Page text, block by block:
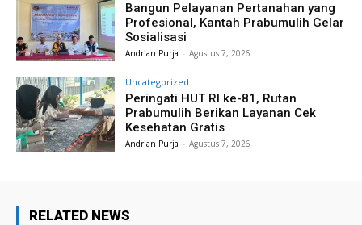
Bangun Pelayanan Pertanahan yang
Profesional, Kantah Prabumulih Gelar
Sosialisasi
Andrian Purja - Agustus 7, 2026
Uncategorized
Peringati HUT RI ke-81, Rutan
Prabumulih Berikan Layanan Cek
Kesehatan Gratis
Andrian Purja - Agustus 7, 2026
RELATED NEWS